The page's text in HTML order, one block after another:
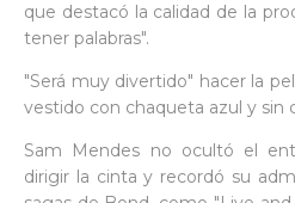
que destacó la calidad de la
tener palabras".
"Será muy divertido" hacer la
vestido con chaqueta azul y sin
Sam Mendes no ocultó el
dirigir la cinta y recordó su